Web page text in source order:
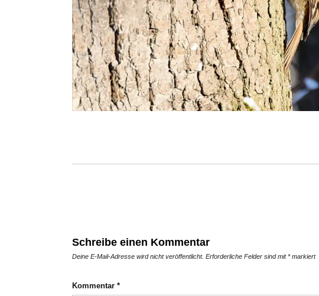
Schreibe einen Kommentar
Deine E-Mail-Adresse wird nicht veröffentlicht. Erforderliche Felder sind mit*markiert
Kommentar *